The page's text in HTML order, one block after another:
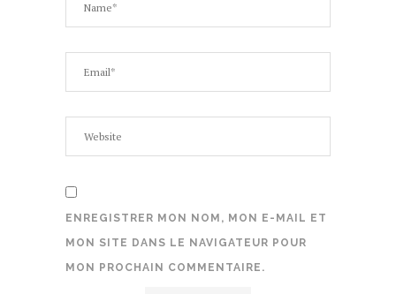
ENREGISTRER MON NOM, MON E-MAIL ET
MON SITE DANS LE NAVIGATEUR POUR
MON PROCHAIN COMMENTAIRE.